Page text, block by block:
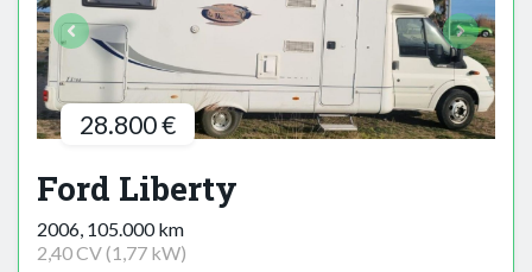
28.800 €
Ford Liberty
2006, 105.000 km
2,40 CV (1,77 kW)